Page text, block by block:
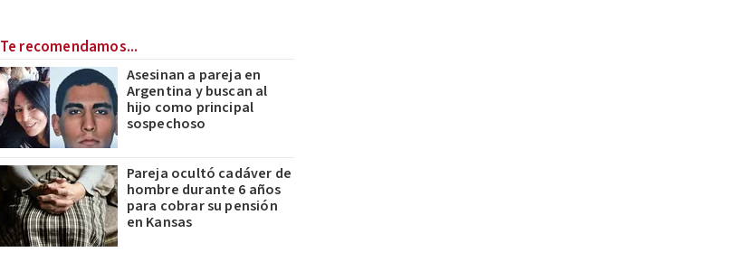
Te recomendamos...
Asesinan a pareja en
Argentina y buscan al
hijo como principal
sospechoso
Pareja ocultó cadáver de
hombre durante 6 años
para cobrar su pensión
en Kansas